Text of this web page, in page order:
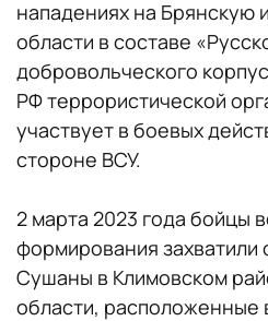
нападениях на Брянскую
области в составе
добровольческого
РФ террористической
участвует в боевых
стороне ВСУ.
2 марта 2023 года бойцы
формирования
Сушаны в Климовском
области, расположенные